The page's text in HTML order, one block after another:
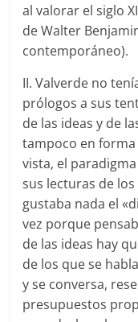
al valorar el siglo
de Walter
contemporáneo).
II. Valverde no
prólogos a sus
de las ideas y de
tampoco en
vista, el
sus lecturas de
gustaba nada el
vez porque
de las ideas hay
de los que se
y se conversa,
presupuestos